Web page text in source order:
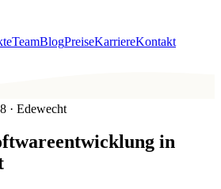
TeamBlogPreiseKarriereKontakt
· Edewecht
in